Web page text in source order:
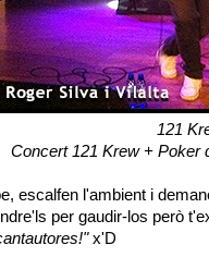
121
Concert 121 Krew + Poker
escalfen l'ambient i
per gaudir-los però
x'D